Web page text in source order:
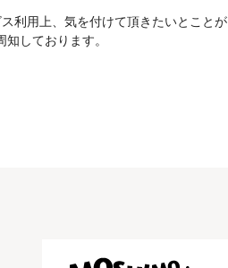
利用上、気を付けて頂きたいとことが
しております。